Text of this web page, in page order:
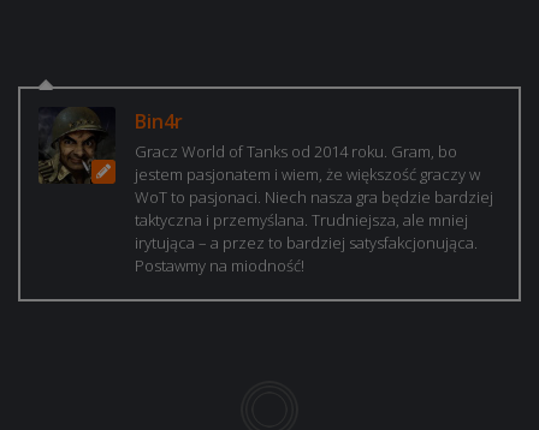
Bin4r
Gracz World of Tanks od 2014 roku. Gram, bo
jestem pasjonatem i wiem, że większość graczy w
WoT to pasjonaci. Niech nasza gra będzie bardziej
taktyczna i przemyślana. Trudniejsza, ale mniej
irytująca – a przez to bardziej satysfakcjonująca.
Postawmy na miodność!